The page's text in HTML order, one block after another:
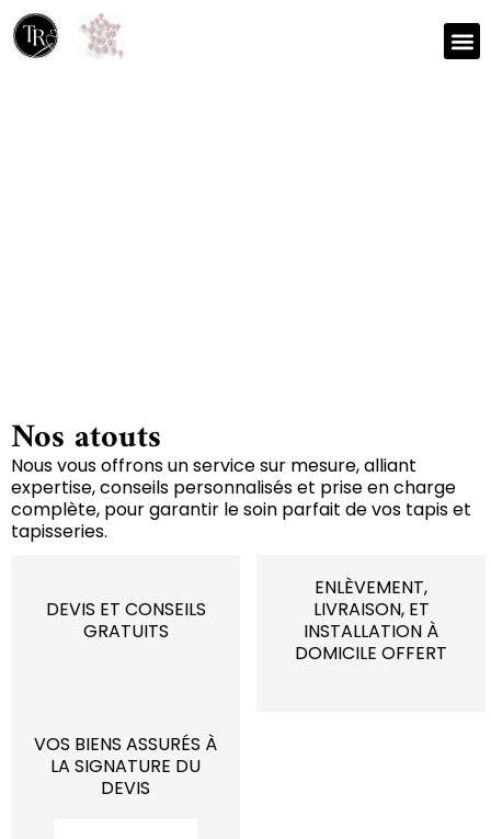
Nos atouts
Nous vous offrons un service sur mesure, alliant
expertise, conseils personnalisés et prise en charge
complète, pour garantir le soin parfait de vos tapis et
tapisseries.
DEVIS ET CONSEILS
GRATUITS
ENLÈVEMENT,
LIVRAISON, ET
INSTALLATION À
DOMICILE OFFERT
VOS BIENS ASSURÉS À
LA SIGNATURE DU
DEVIS